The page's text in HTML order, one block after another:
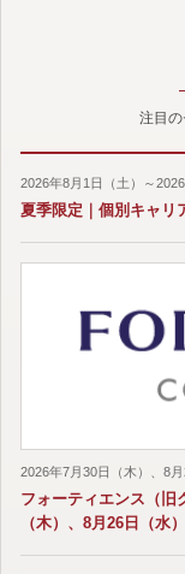
注目
2026年8月1日（土）～2026
夏季限定｜個別キャ
2026年7月30日（木）、8
フォーティエンス（旧
（木）、8月26日（水